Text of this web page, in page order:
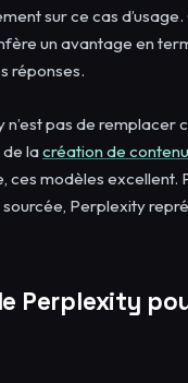
sur ce cas d’usage.
un avantage en
réponses.
pas de remplacer
lacréation de
ces modèles excellent.
Perplexity
Perplexity